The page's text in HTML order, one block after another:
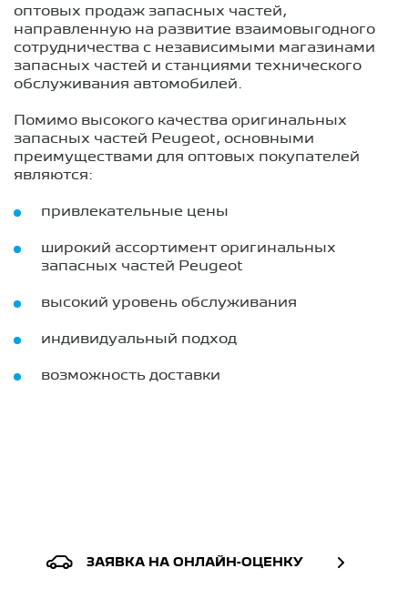
оптовых продаж запасных частей,
направленную на развитие взаимовыгодного
сотрудничества с независимыми магазинами
запасных частей и станциями технического
обслуживания автомобилей.
Помимо высокого качества оригинальных
запасных частей Peugeot, основными
преимуществами для оптовых покупателей
являются:
привлекательные цены
широкий ассортимент оригинальных
запасных частей Peugeot
высокий уровень обслуживания
индивидуальный подход
возможность доставки
ЗАЯВКА НА ОНЛАЙН-ОЦЕНКУ